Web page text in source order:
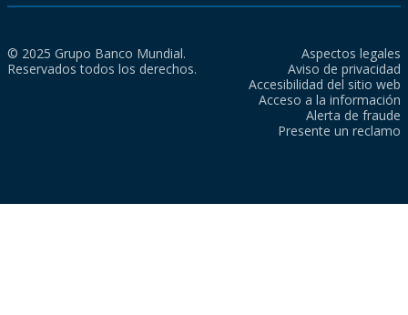
© 2025 Grupo Banco Mundial.
Reservados todos los derechos.
Aspectos legales
Aviso de privacidad
Accesibilidad del sitio web
Acceso a la información
Alerta de fraude
Presente un reclamo